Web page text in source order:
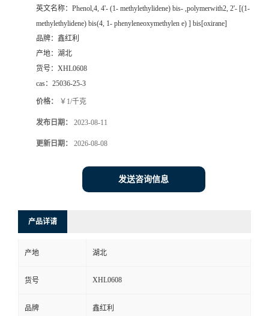
英文名称： Phenol,4, 4'- (1- methylethylidene) bis- ,polymerwith2, 2'- [(1-
methylethylidene) bis(4, 1- phenyleneoxymethylen e) ] bis[oxirane]
品牌： 鑫红利
产地： 湖北
货号： XHL0608
cas： 25036-25-3
价格： ￥1/千克
发布日期： 2023-08-11
更新日期： 2026-08-08
发送咨询信息
产品详请
产地 湖北
货号 XHL0608
品牌 鑫红利